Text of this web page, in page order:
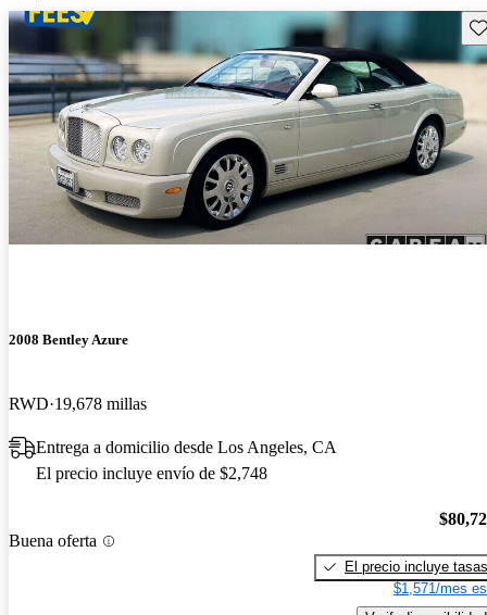
2008 Bentley Azure
RWD 19,678 millas
Entrega a domicilio desde Los Angeles, CA
El precio incluye envío de $2,748
Buena oferta
El precio incluye tasas
$1,571/mes